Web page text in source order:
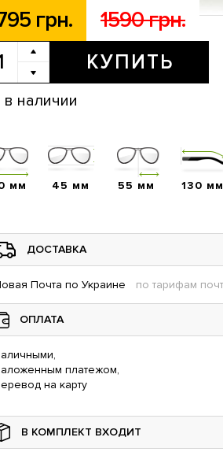
грн. 1590 грн.
КУПИТЬ
в наличии
мм 45 мм 55 мм 130 мм
ДОСТАВКА
Почта по Украине по тарифам
ОПЛАТА
платежом,
на карту
В КОМПЛЕКТ ВХОДИТ